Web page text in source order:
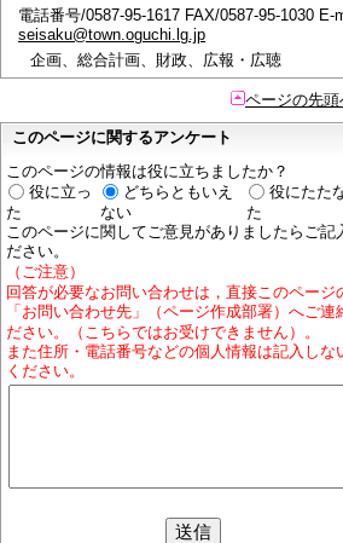
電話番号/0587-95-1617 FAX/0587-95-1030 E-
seisaku@town.oguchi.lg.jp
企画、総合計画、財政、広報・広聴
ページの先頭
このページに関するアンケート
このページの情報は役に立ちましたか？
役に立っ
た
どちらともいえ
ない
役にたた
た
このページに関してご意見がありましたらご記
ださい。
（ご注意）
回答が必要なお問い合わせは，直接このページ
「お問い合わせ先」（ページ作成部署）へご連
ださい。（こちらではお受けできません）。
また住所・電話番号などの個人情報は記入しな
ください。